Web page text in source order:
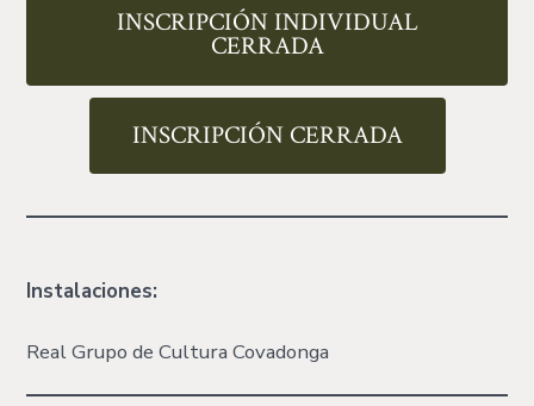
INSCRIPCIÓN INDIVIDUAL
CERRADA
INSCRIPCIÓN CERRADA
Instalaciones:
Real Grupo de Cultura Covadonga